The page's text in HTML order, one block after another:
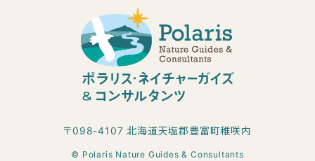
〒098-4107 北海道天塩郡豊富町稚咲内
© Polaris Nature Guides & Consultants